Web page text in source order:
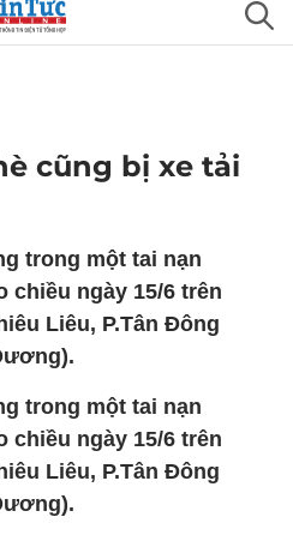
cũng bị xe tải
trong một tai nạn
chiều ngày 15/6 trên
Liêu, P.Tân Đông
trong một tai nạn
chiều ngày 15/6 trên
Liêu, P.Tân Đông